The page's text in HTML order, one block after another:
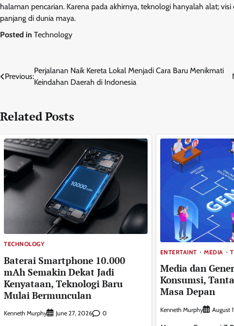
halaman pencarian. Karena pada akhirnya, teknologi hanyalah alat;
panjang di dunia maya.
Posted in Technology
Post
navigation
Previous:
Perjalanan Naik Kereta Lokal Menjadi Cara Baru Menikmati
Keindahan Daerah di Indonesia
Related Posts
TECHNOLOGY
Baterai Smartphone 10.000
mAh Semakin Dekat Jadi
Kenyataan, Teknologi Baru
Mulai Bermunculan
Kenneth Murphy June 27, 2026 0
ENTERTAINT MEDIA
Media dan
Konsumsi,
Masa Depan
Kenneth Murphy August